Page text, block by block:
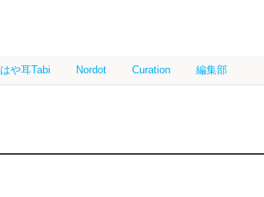
はや耳Tabi Nordot Curation 編集部